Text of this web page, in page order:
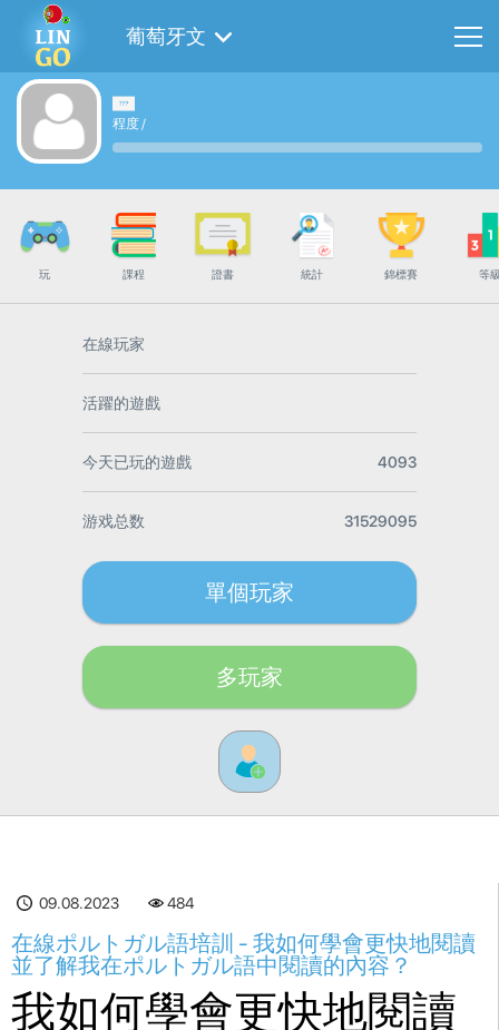
葡萄牙文
程度/
玩 課程 證書 統計 錦標賽 等
在線玩家
活躍的遊戲
今天已玩的遊戲 4093
游戏总数 31529095
單個玩家
多玩家
09.08.2023 484
在線ポルトガル語培訓 - 我如何學會更快地閱讀
並了解我在ポルトガル語中閱讀的內容？
我如何學會更快地閱讀